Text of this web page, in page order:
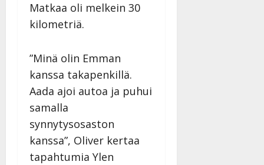
Matkaa oli melkein 30
kilometriä.
”Minä olin Emman
kanssa takapenkillä.
Aada ajoi autoa ja puhui
samalla
synnytysosaston
kanssa”, Oliver kertaa
tapahtumia Ylen